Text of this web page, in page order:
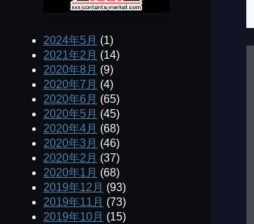
2024年5月 (1)
2021年2月 (14)
2020年8月 (9)
2020年7月 (4)
2020年6月 (65)
2020年5月 (45)
2020年4月 (68)
2020年3月 (46)
2020年2月 (37)
2020年1月 (68)
2019年12月 (93)
2019年11月 (73)
2019年10月 (15)